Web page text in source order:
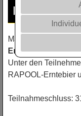
Jahr:
CHURCHILL
CROMAT
Ihre
Machen Sie jetzt
Erntemonitoring.
Unter den
RAPOOL-Erntebier
Teilnahmeschluss: